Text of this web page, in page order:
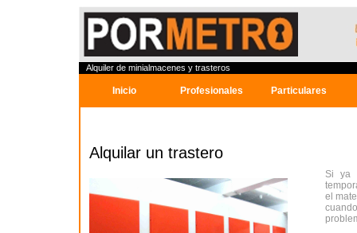
Alquiler de minialmacenes y trasteros
Inicio Profesionales Particulares
Alquilar un trastero
Si ya
el